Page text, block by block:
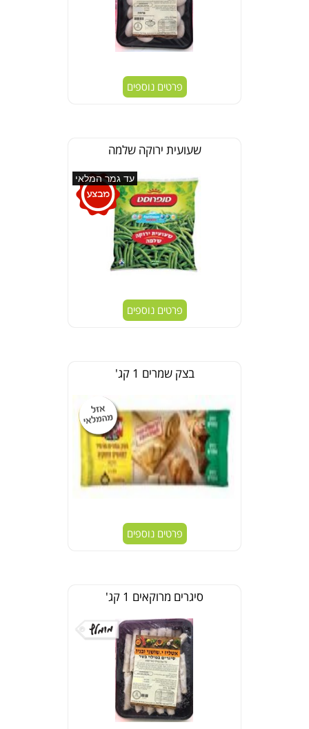
פרטים נוספים
שעועית ירוקה שלמה
עד גמר המלאי
פרטים נוספים
בצק שמרים 1 קג'
פרטים נוספים
סיגרים מרוקאים 1 קג'